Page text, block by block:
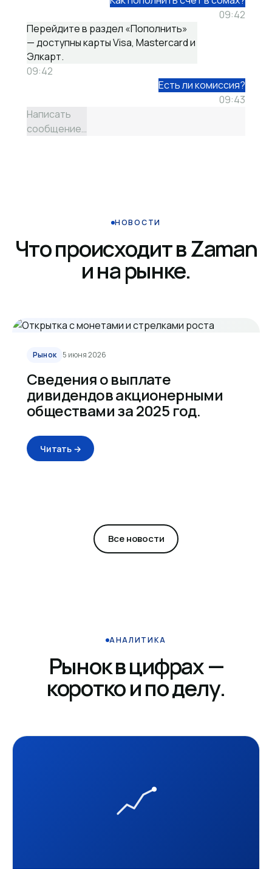
09:42
Перейдите в раздел «Пополнить»
— доступны карты Visa, Mastercard и
Элкарт.
09:42
Есть ли комиссия?
09:43
Написать
сообщение…
НОВОСТИ
Что происходит в Zaman
и на рынке.
Рынок 5 июня 2026
Сведения о выплате
дивидендов акционерными
обществами за 2025 год.
Читать →
Все новости
АНАЛИТИКА
Рынок в цифрах —
коротко и по делу.